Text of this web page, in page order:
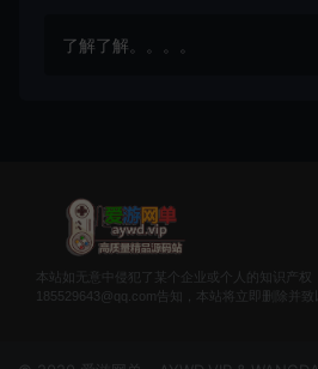
了解了解。。。。
本站如无意中侵犯了某个企业或个人的知识产权
185529643@qq.com告知，本站将立即删除并致